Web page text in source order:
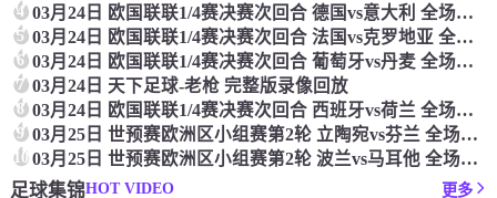
4 03月24日 欧国联联1/4赛决赛次回合 德国vs意大利 全场录像回放
5 03月24日 欧国联联1/4赛决赛次回合 法国vs克罗地亚 全场录像回放
6 03月24日 欧国联联1/4赛决赛次回合 葡萄牙vs丹麦 全场录像回放
7 03月24日 天下足球-老枪 完整版录像回放
8 03月24日 欧国联联1/4赛决赛次回合 西班牙vs荷兰 全场录像回放
9 03月25日 世预赛欧洲区小组赛第2轮 立陶宛vs芬兰 全场录像回放
10 03月25日 世预赛欧洲区小组赛第2轮 波兰vs马耳他 全场录像回放
足球集锦HOT VIDEO 更多